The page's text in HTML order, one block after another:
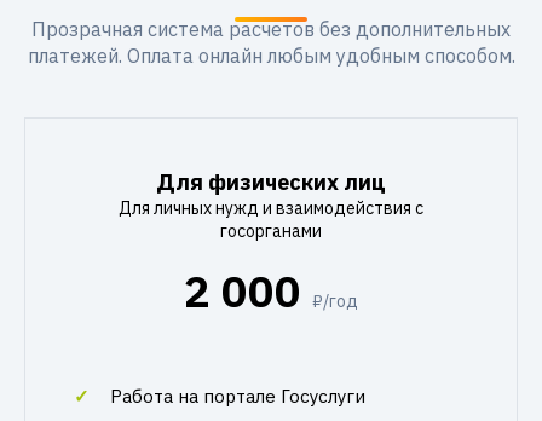
Прозрачная система расчетов без дополнительных
платежей. Оплата онлайн любым удобным способом.
Для физических лиц
Для личных нужд и взаимодействия с
госорганами
2 000 ₽/год
Работа на портале Госуслуги